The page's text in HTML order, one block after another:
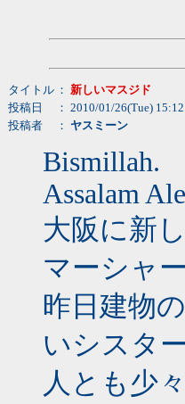
タイトル ： 新しいマスジド
投稿日
： 2010/01/26(Tue) 15:12
投稿者
： ヤスミーン
Bismillah.
Assalam
大阪に新
マーシャ
昨日建物
いシスタ
人とも少